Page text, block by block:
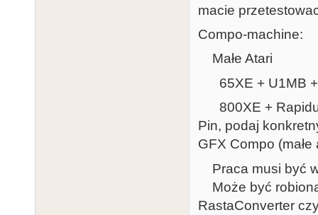
macie
Compo-machine:
Małe Atari
65XE + U1MB +
800XE +
Pin, podaj
GFX Compo (małe
Praca musi być
Może być
RastaConverter